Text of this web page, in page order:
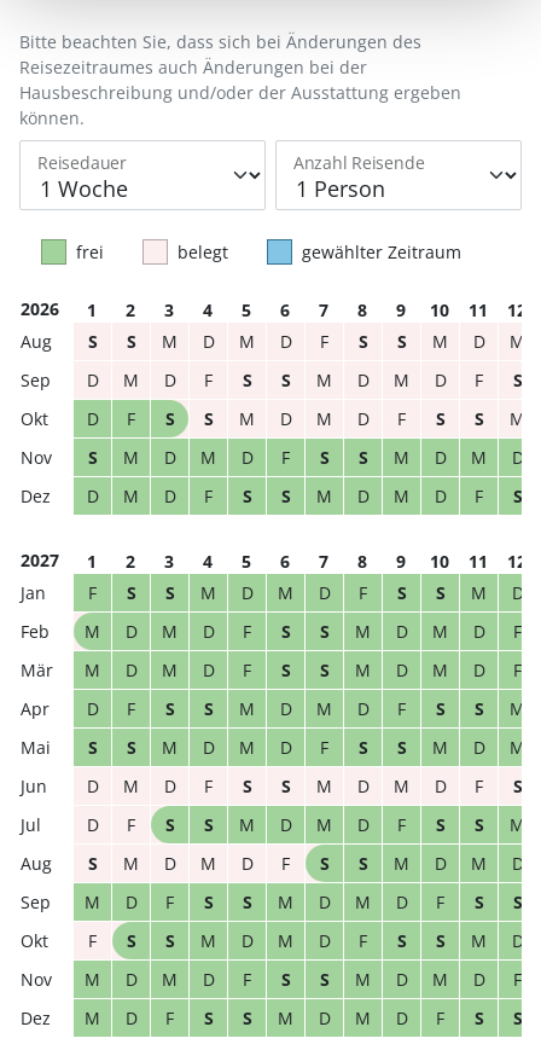
Reisedauer Anzahl Reisende
Bitte beachten Sie, dass sich bei Änderungen des
Reisezeitraumes auch Änderungen bei der
Hausbeschreibung und/oder der Ausstattung ergeben
können.
frei belegt gewählter Zeitraum
2026 1 2 3 4 5 6 7 8 9 10 11
12
S
S M D M D F S S M D
M
D
M D F S S M D M D F
S
D
F S S M D M D F S S
M
S
M D M D F S S M D M
D
D
M D F S S M D M D F S
2027 1 2 3 4 5 6 7 8 9 10 11
12
F
S S M D M D F S S M
D
M
D M D F S S M D M D
F
M
D M D F S S M D M D
F
D
F S S M D M D F S S
M
S
S M D M D F S S M D
M
D
M D F S S M D M D F
S
D
F S S M D M D F S S
M
S
M D M D F S S M D M
D
M
D F S S M D M D F S
S
F
S S M D M D F S S M
D
M
D M D F S S M D M D
F
M
D F S S M D M D F S S